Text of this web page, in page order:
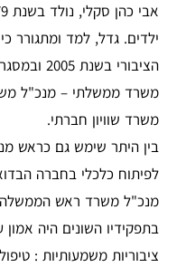
ילדים. גדל, למד ומתגורר
הציבורי
משרד ממשלתי – מנכ"ל
משרד שוויון חברתי.
בין היתר שימש גם כראש
לפיתוח כלכלי בחברה
מנכ"ל משרד ראש
בתפקידיו השונים היה אמון
ציבוריות משמעותיות :